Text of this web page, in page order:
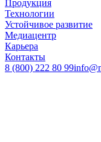
Продукция
Технологии
Устойчивое развитие
Медиацентр
Карьера
Контакты
8 (800) 222 80 99